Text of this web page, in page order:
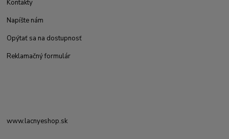
Kontakty
Napíšte nám
Opýtať sa na dostupnosť
Reklamačný formulár
www.lacnyeshop.sk